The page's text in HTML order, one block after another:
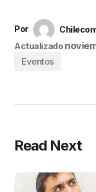
Por
Actualizado
Eventos
Read Next